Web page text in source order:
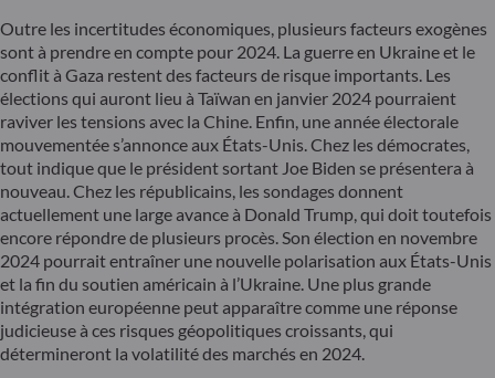
Outre les incertitudes économiques, plusieurs facteurs exogènes
sont à prendre en compte pour 2024. La guerre en Ukraine et le
conflit à Gaza restent des facteurs de risque importants. Les
élections qui auront lieu à Taïwan en janvier 2024 pourraient
raviver les tensions avec la Chine. Enfin, une année électorale
mouvementée s’annonce aux États-Unis. Chez les démocrates,
tout indique que le président sortant Joe Biden se présentera à
nouveau. Chez les républicains, les sondages donnent
actuellement une large avance à Donald Trump, qui doit toutefois
encore répondre de plusieurs procès. Son élection en novembre
2024 pourrait entraîner une nouvelle polarisation aux États-Unis
et la fin du soutien américain à l’Ukraine. Une plus grande
intégration européenne peut apparaître comme une réponse
judicieuse à ces risques géopolitiques croissants, qui
détermineront la volatilité des marchés en 2024.